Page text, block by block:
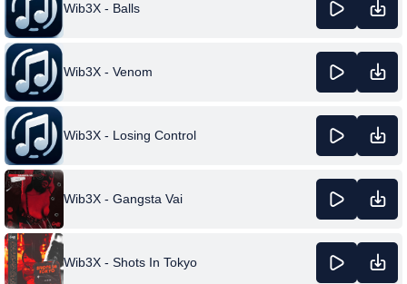
Wib3X - Balls
Wib3X - Venom
Wib3X - Losing Control
Wib3X - Gangsta Vai
Wib3X - Shots In Tokyo